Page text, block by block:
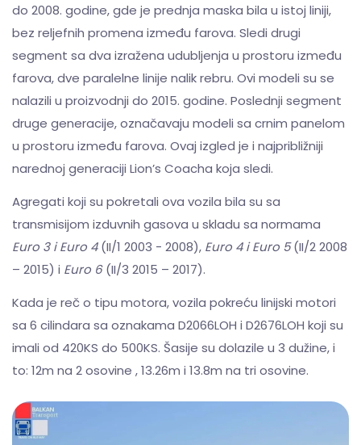
do 2008. godine, gde je prednja maska bila u istoj liniji,
bez reljefnih promena između farova. Sledi drugi
segment sa dva izražena udubljenja u prostoru između
farova, dve paralelne linije nalik rebru. Ovi modeli su se
nalazili u proizvodnji do 2015. godine. Poslednji segment
druge generacije, označavaju modeli sa crnim panelom
u prostoru između farova. Ovaj izgled je i najpribližniji
narednoj generaciji Lion’s Coacha koja sledi.
Agregati koji su pokretali ova vozila bila su sa
transmisijom izduvnih gasova u skladu sa normama
Euro 3 i Euro 4(II/1 2003 - 2008), Euro 4 i Euro 5(II/2 2008
– 2015) i Euro 6(II/3 2015 – 2017).
Kada je reč o tipu motora, vozila pokreću linijski motori
sa 6 cilindara sa oznakama D2066LOH i D2676LOH koji su
imali od 420KS do 500KS. Šasije su dolazile u 3 dužine, i
to: 12m na 2 osovine , 13.26m i 13.8m na tri osovine.